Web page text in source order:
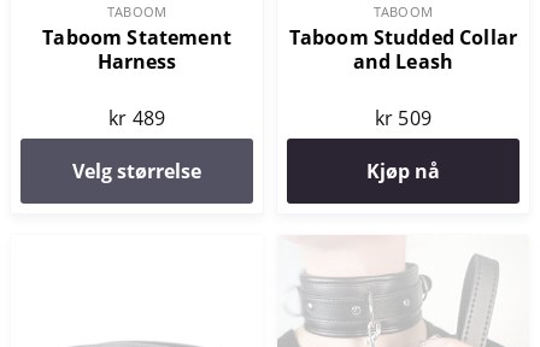
TABOOM
Taboom Statement
Harness
kr 489
Velg størrelse
TABOOM
Taboom Studded Collar
and Leash
kr 509
Kjøp nå